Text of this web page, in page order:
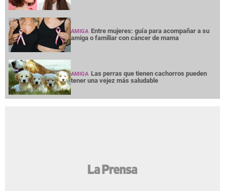
AMIGA Entre mujeres: guía para acompañar a su
amiga o familiar con cáncer de mama
AMIGA Las perras que tienen cachorros pueden
tener una vejez más saludable